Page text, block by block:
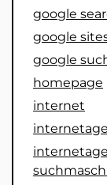
google
google
google
homepage
internet